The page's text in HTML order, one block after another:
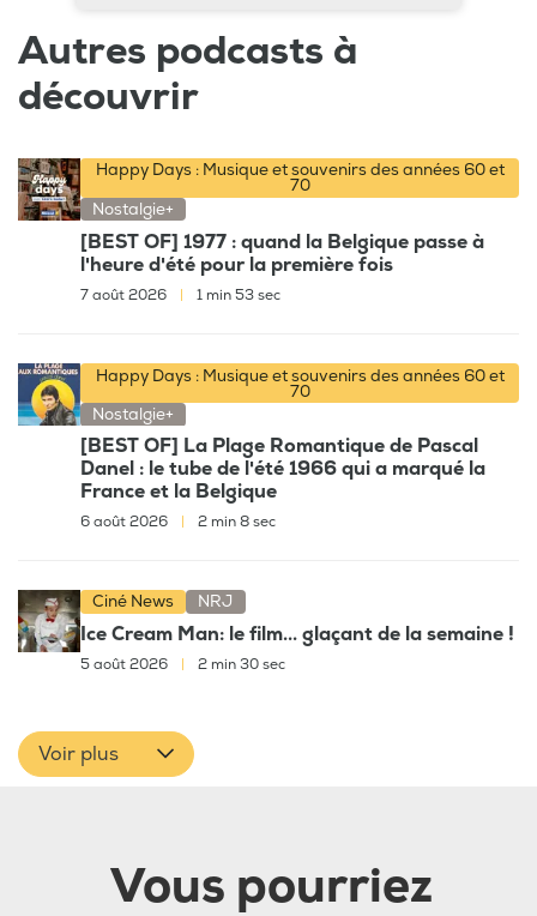
Autres podcasts à
découvrir
Happy Days : Musique et souvenirs des années 60 et
70
Nostalgie+
[BEST OF] 1977 : quand la Belgique passe à
l'heure d'été pour la première fois
7 août 2026 1 min 53 sec
Happy Days : Musique et souvenirs des années 60 et
70
Nostalgie+
[BEST OF] La Plage Romantique de Pascal
Danel : le tube de l'été 1966 qui a marqué la
France et la Belgique
6 août 2026 2 min 8 sec
Ciné News NRJ
Ice Cream Man: le film... glaçant de la semaine !
5 août 2026 2 min 30 sec
Voir plus
Vous pourriez